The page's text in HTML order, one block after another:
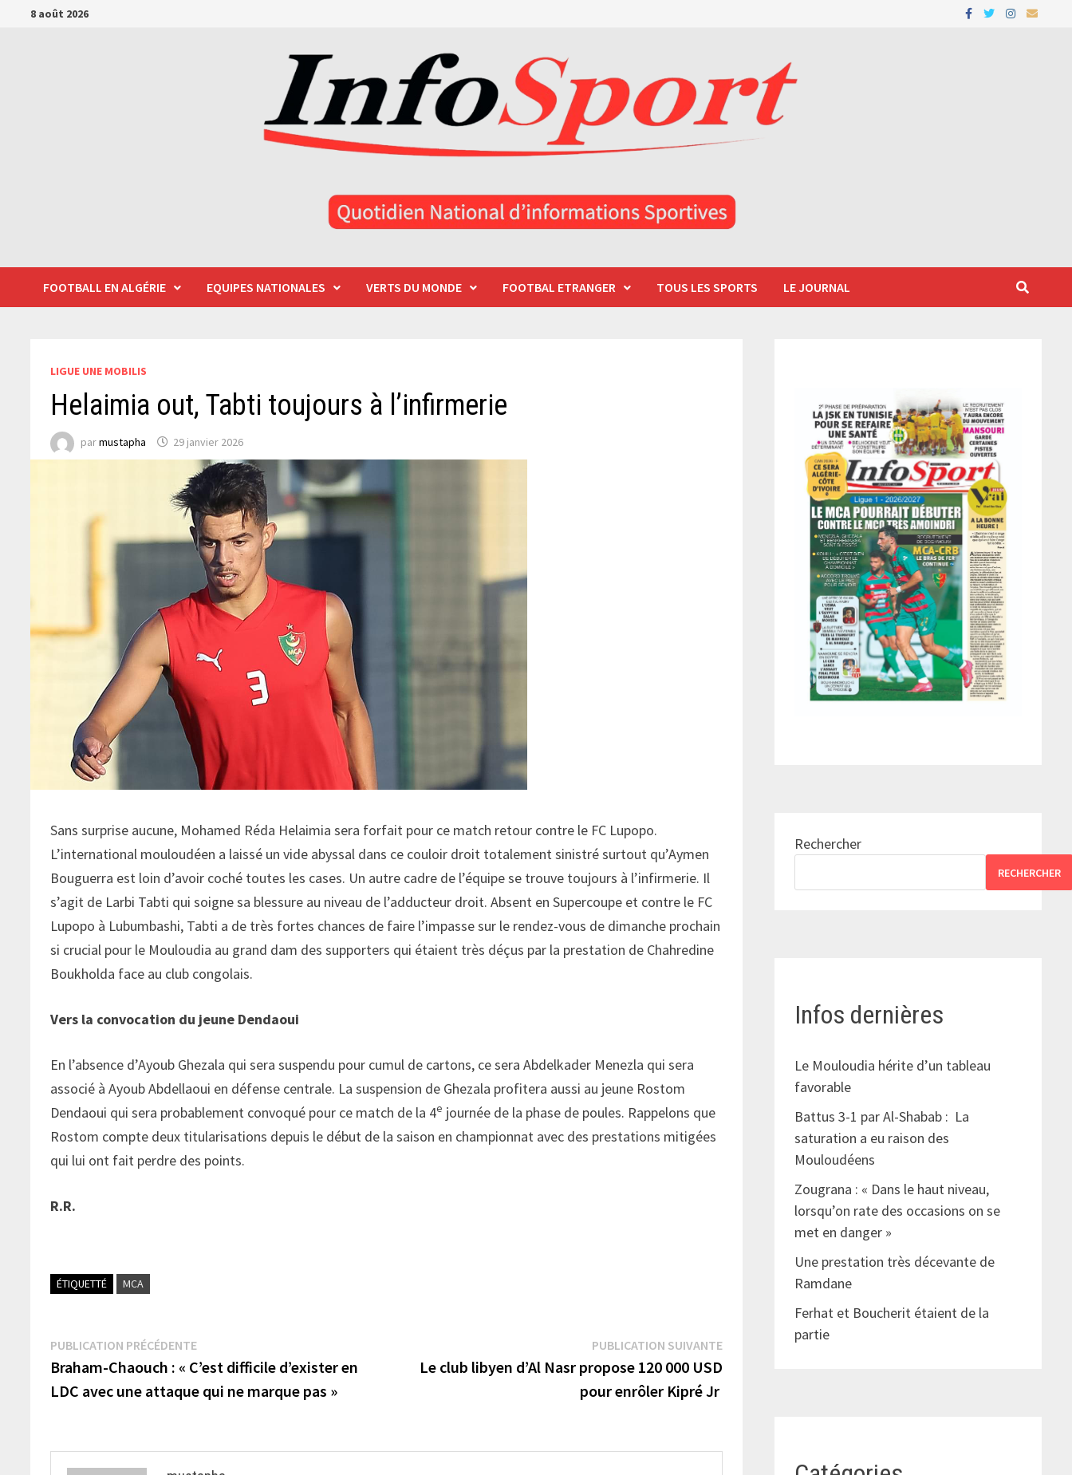
Passer8 août 2026
FOOTBALL EN ALGÉRIE EQUIPES NATIONALES VERTS DU MONDE FOOTBAL ETRANGER TOUS LES SPORTS LE JOURNAL
LIGUE UNE MOBILIS
Helaimia out, Tabti toujours à l’infirmerie
parmustapha 29 janvier 2026
Sans surprise aucune, Mohamed Réda Helaimia sera forfait pour ce match retour contre le FC Lupopo.
L’international mouloudéen a laissé un vide abyssal dans ce couloir droit totalement sinistré surtout qu’Aymen
Bouguerra est loin d’avoir coché toutes les cases. Un autre cadre de l’équipe se trouve toujours à l’infirmerie. Il
s’agit de Larbi Tabti qui soigne sa blessure au niveau de l’adducteur droit. Absent en Supercoupe et contre le FC
Lupopo à Lubumbashi, Tabti a de très fortes chances de faire l’impasse sur le rendez-vous de dimanche prochain
si crucial pour le Mouloudia au grand dam des supporters qui étaient très déçus par la prestation de Chahredine
Boukholda face au club congolais.
Vers la convocation du jeune Dendaoui
En l’absence d’Ayoub Ghezala qui sera suspendu pour cumul de cartons, ce sera Abdelkader Menezla qui sera
associé à Ayoub Abdellaoui en défense centrale. La suspension de Ghezala profitera aussi au jeune Rostom
Dendaoui qui sera probablement convoqué pour ce match de la 4e journée de la phase de poules. Rappelons que
Rostom compte deux titularisations depuis le début de la saison en championnat avec des prestations mitigées
qui lui ont fait perdre des points.
R.R.
ÉTIQUETTÉ MCA
Navigation
de
PUBLICATION PRÉCÉDENTEPublication
précédente :
Braham-Chaouch : « C’est difficile d’exister en
LDC avec une attaque qui ne marque pas »
PUBLICATION SUIVANTEPublication
suivante :
Le club libyen d’Al Nasr propose 120 000 USD
pour enrôler Kipré Jr
Rechercher
RECHERCHER
Infos dernières
Le Mouloudia hérite d’un tableau
favorable
Battus 3-1 par Al-Shabab : La
saturation a eu raison des
Mouloudéens
Zougrana : « Dans le haut niveau,
lorsqu’on rate des occasions on se
met en danger »
Une prestation très décevante de
Ramdane
Ferhat et Boucherit étaient de la
partie